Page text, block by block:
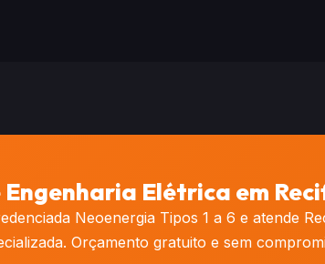
Engenharia Elétrica em
Neoenergia Tipos 1 a 6 e atende
Orçamento gratuito e sem